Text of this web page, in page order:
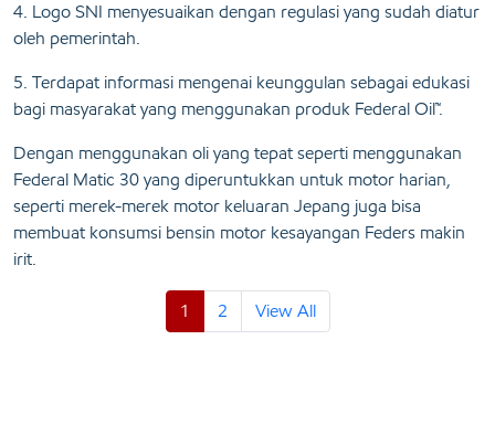
4. Logo SNI menyesuaikan dengan regulasi yang sudah diatur
oleh pemerintah.
5. Terdapat informasi mengenai keunggulan sebagai edukasi
bagi masyarakat yang menggunakan produk Federal Oil™.
Dengan menggunakan oli yang tepat seperti menggunakan
Federal Matic 30 yang diperuntukkan untuk motor harian,
seperti merek-merek motor keluaran Jepang juga bisa
membuat konsumsi bensin motor kesayangan Feders makin
irit.
1 2 View All